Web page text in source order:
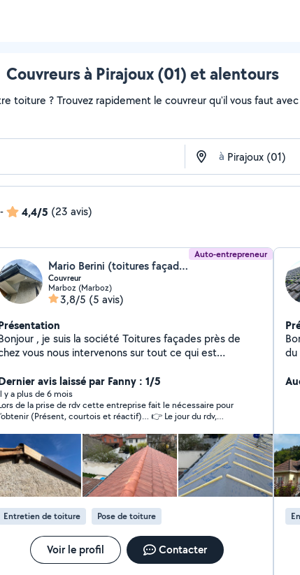
Couvreurs à Pirajoux (01) et alentours
toiture ? Trouvez rapidement le couvreur qu'il vous faut
à
- 4,4/5 (23 avis)
Auto-entrepreneur
Mario Berini (toitures façades)
Couvreur
Marboz (Marboz)
3,8/5 (5 avis)
, je suis la société Toitures façades près de
vous nous intervenons sur tout ce qui est
Habillage, bandeau, aluminium
avis laissé par Fanny : 1/5
y a plus de 6 mois
de la prise de rdv cette entreprise fait le nécessaire pour
(Présent, courtois et réactif)… 👉 Le jour du rdv,
en mesure d’évaluer son potentiel travail… Quoique, ce
manque de sérieux veut peut être tout dire ?! Dommage…
Entretien de toiture Pose de toiture
Voir le profil Contacter
du